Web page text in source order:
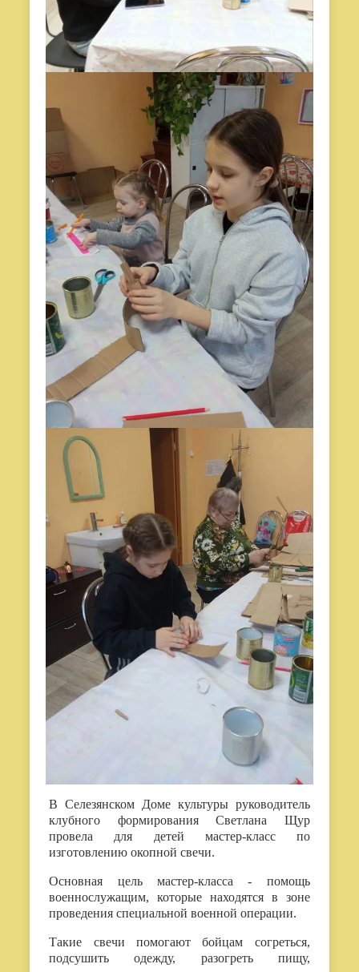
В Селезянском Доме культуры руководитель
клубного формирования Светлана Щур
провела для детей мастер-класс по
изготовлению окопной свечи.
Основная цель мастер-класса - помощь
военнослужащим, которые находятся в зоне
проведения специальной военной операции.
Такие свечи помогают бойцам согреться,
подсушить одежду, разогреть пищу,